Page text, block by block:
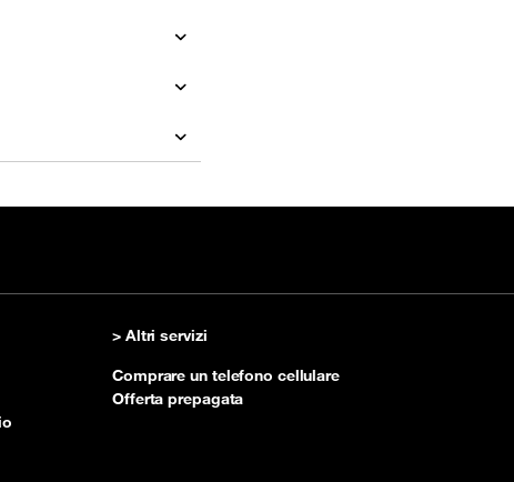
> Altri servizi
Comprare un telefono cellulare
Offerta prepagata